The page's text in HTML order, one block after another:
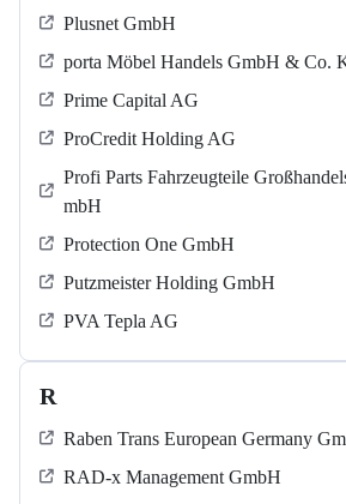
Plusnet GmbH
porta Möbel Handels GmbH & Co.
Prime Capital AG
ProCredit Holding AG
Profi Parts Fahrzeugteile
mbH
Protection One GmbH
Putzmeister Holding GmbH
PVA Tepla AG
R
Raben Trans European Germany
RAD-x Management GmbH